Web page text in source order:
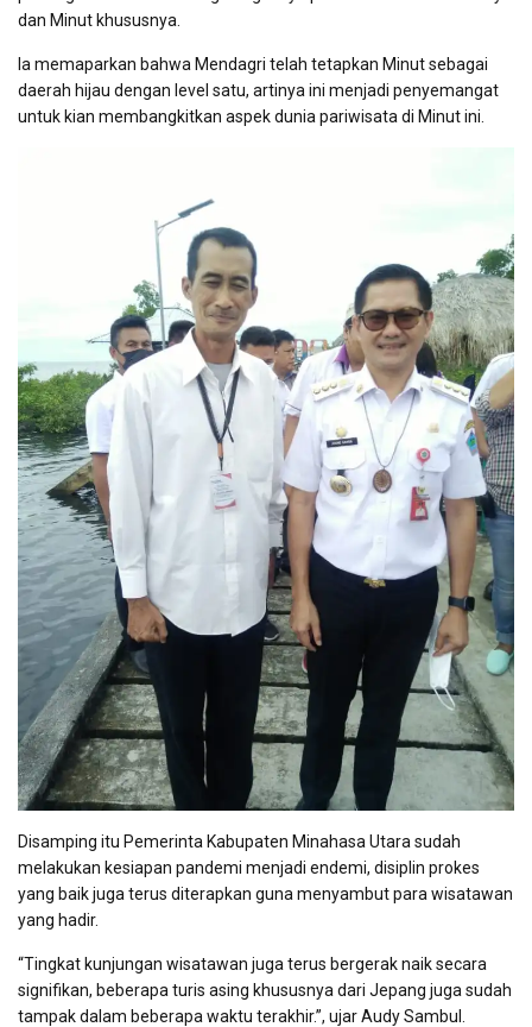
dan Minut khususnya.
Ia memaparkan bahwa Mendagri telah tetapkan Minut sebagai
daerah hijau dengan level satu, artinya ini menjadi penyemangat
untuk kian membangkitkan aspek dunia pariwisata di Minut ini.
Disamping itu Pemerinta Kabupaten Minahasa Utara sudah
melakukan kesiapan pandemi menjadi endemi, disiplin prokes
yang baik juga terus diterapkan guna menyambut para wisatawan
yang hadir.
“Tingkat kunjungan wisatawan juga terus bergerak naik secara
signifikan, beberapa turis asing khususnya dari Jepang juga sudah
tampak dalam beberapa waktu terakhir.”, ujar Audy Sambul.